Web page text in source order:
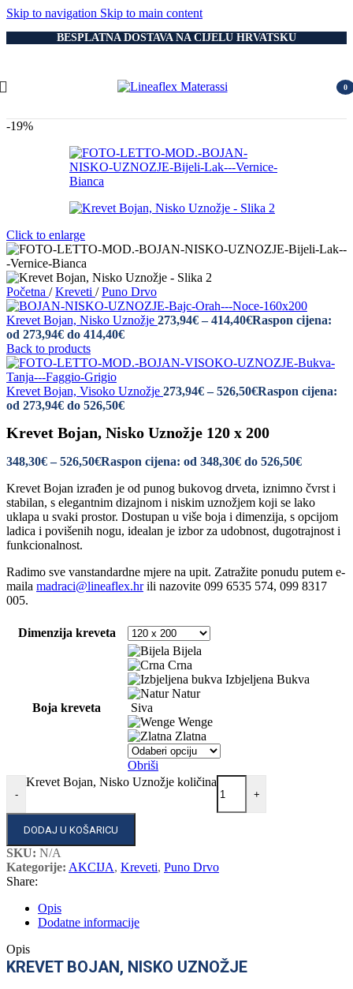
Skip to navigation Skip to main content
BESPLATNA DOSTAVA NA CIJELU HRVATSKU
0
-19%
Click to enlarge
Početna / Kreveti / Puno Drvo
Krevet Bojan, Nisko Uznožje 273,94€ – 414,40€Raspon cijena:
od 273,94€ do 414,40€
Back to products
Krevet Bojan, Visoko Uznožje 273,94€ – 526,50€Raspon cijena:
od 273,94€ do 526,50€
Krevet Bojan, Nisko Uznožje 120 x 200
348,30€ – 526,50€Raspon cijena: od 348,30€ do 526,50€
Krevet Bojan izrađen je od punog bukovog drveta, iznimno čvrst i
stabilan, s elegantnim dizajnom i niskim uznožjem koji se lako
uklapa u svaki prostor. Dostupan u više boja i dimenzija, s opcijom
ladica i povišenih nogu, idealan je izbor za udobnost, dugotrajnost i
funkcionalnost.
Radimo sve vanstandardne mjere na upit. Zatražite ponudu putem e-
maila madraci@lineaflex.hrili nazovite 099 6535 574, 099 8317
005.
Dimenzija kreveta
Boja kreveta
Bijela
Crna
Izbjeljena Bukva
Natur
Siva
Wenge
Zlatna
Obriši
-
Krevet Bojan, Nisko Uznožje količina
+
DODAJ U KOŠARICU
SKU: N/A
Kategorije: AKCIJA, Kreveti, Puno Drvo
Share:
Opis
Dodatne informacije
Opis
KREVET BOJAN, NISKO UZNOŽJE